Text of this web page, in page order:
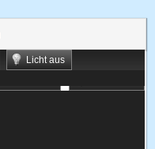
Licht aus